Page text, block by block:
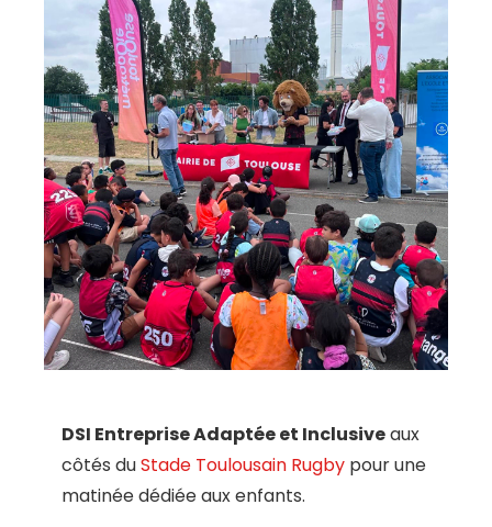
DSI Entreprise Adaptée et Inclusiveaux
côtés duStade Toulousain Rugby pour une
matinée dédiée aux enfants.